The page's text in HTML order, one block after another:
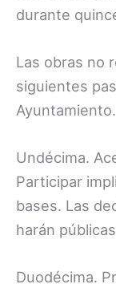
durante
Las obras no
siguientes
Ayuntamiento.
Undécima.
Participar
bases. Las
harán
Duodécima.